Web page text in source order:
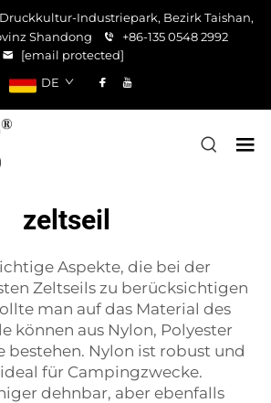
Industriepark, Bezirk Taishan,
Shandong
+86-135 0548 2992
[email protected]
DE
zeltseil
Aspekte, die bei der
Zeltseils zu berücksichtigen
man auf das Material des
können aus Nylon, Polyester
bestehen. Nylon ist robust und
für Campingzwecke.
dehnbar, aber ebenfalls